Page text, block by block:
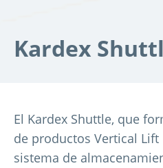
Kardex
El Kardex Shuttle, que
de productos Vertical
sistema de